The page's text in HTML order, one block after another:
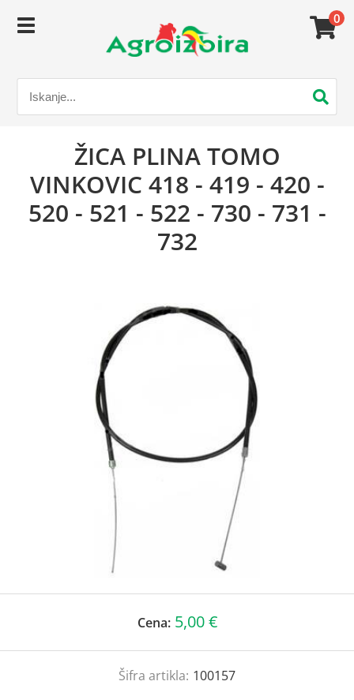
0
ŽICA PLINA TOMO
VINKOVIC 418 - 419 - 420 -
520 - 521 - 522 - 730 - 731 -
732
Cena: 5,00 €
Šifra artikla: 100157